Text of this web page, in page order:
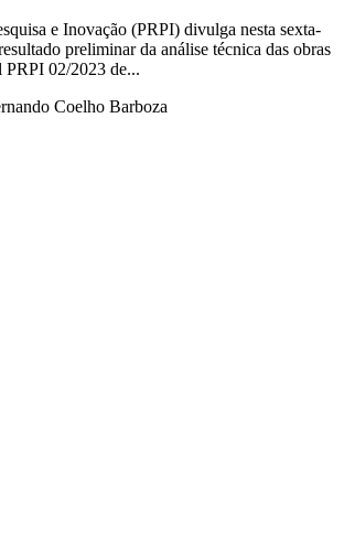
e Inovação (PRPI) divulga nesta sexta-
preliminar da análise técnica das obras
PRPI 02/2023 de...
Coelho Barboza